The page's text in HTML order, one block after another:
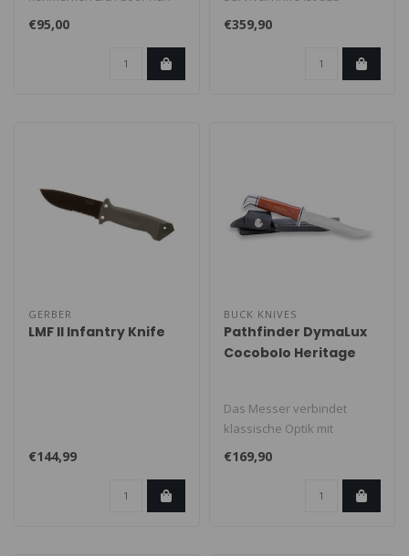
kracht, de scherpte van het
lemmet..
€95,00
offizielle
Überlebensmesser de..
€359,90
GERBER
LMF II Infantry Knife
€144,99
BUCK KNIVES
Pathfinder DymaLux
Cocobolo Heritage
Das Messer verbindet
klassische Optik mit
handwerklicher
Verarbeitung und robust..
€169,90